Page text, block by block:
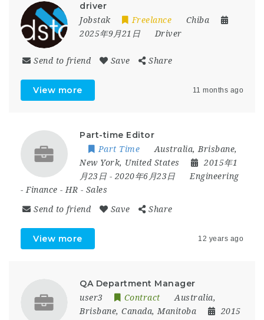
driver
Jobstak Freelance
Chiba
2025年9月21日
Driver
Send to friend Save Share
View more 11 months ago
Part-time Editor
Part Time Australia, Brisbane,
New York, United States
2015年1
月23日 - 2020年6月23日
Engineering
- Finance - HR - Sales
Send to friend Save Share
View more 12 years ago
QA Department Manager
user3 Contract Australia,
Brisbane, Canada, Manitoba 2015